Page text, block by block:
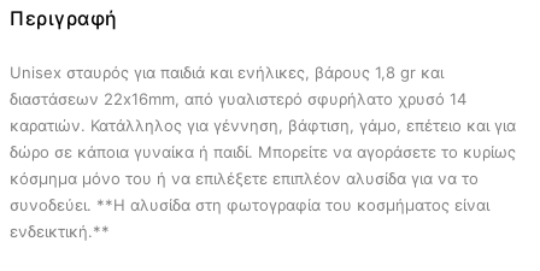
Περιγραφή
Unisex σταυρός για παιδιά και ενήλικες, βάρους 1,8 gr και
διαστάσεων 22x16mm, από γυαλιστερό σφυρήλατο χρυσό 14
καρατιών. Κατάλληλος για γέννηση, βάφτιση, γάμο, επέτειο και για
δώρο σε κάποια γυναίκα ή παιδί. Μπορείτε να αγοράσετε το κυρίως
κόσμημα μόνο του ή να επιλέξετε επιπλέον αλυσίδα για να το
συνοδεύει. **Η αλυσίδα στη φωτογραφία του κοσμήματος είναι
ενδεικτική.**